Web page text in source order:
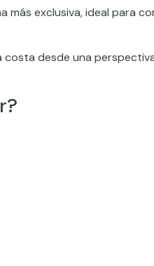
más exclusiva, ideal para
desde una